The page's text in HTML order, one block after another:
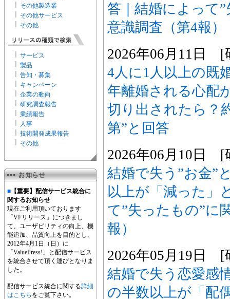
その他製造業
その他サービス
その他
サービス
製品
告知・募集
キャンペーン
企業の動向
研究調査報告
業績報告
人事
技術開発成果報告
その他
■ 【重要】配信サービス統合に
関するお知らせ
現在ご利用頂いております
「VFリリース」につきまし
て、ユーザビリティの向上、機
能追加、品質向上を目的とし、
2012年4月1日（日）に
「ValuePress!」と配信サービス
を統合させて頂く運びとなりま
した。
配信サービス統合に関する詳細
はこちら をご覧下さい。
答｜結婚によって
意識調査（第4報）
2026年06月11日 [
4人に1人以上の既
年離婚される心配
切り出されたら？
第”と回答
2026年06月10日 [
結婚で失う”お金”
以上が「減った」
て”失ったもの”に
報）
2026年05月19日 [
結婚で失う恋愛感
の半数以上が「配